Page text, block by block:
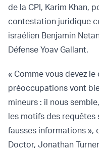
de la CPI, Karim Khan,
contestation juridique
israélien Benjamin
Défense Yoav Gallant.
« Comme vous devez
préoccupations vont
mineurs : il nous
les motifs des
fausses informations »,
Doctor, Jonathan